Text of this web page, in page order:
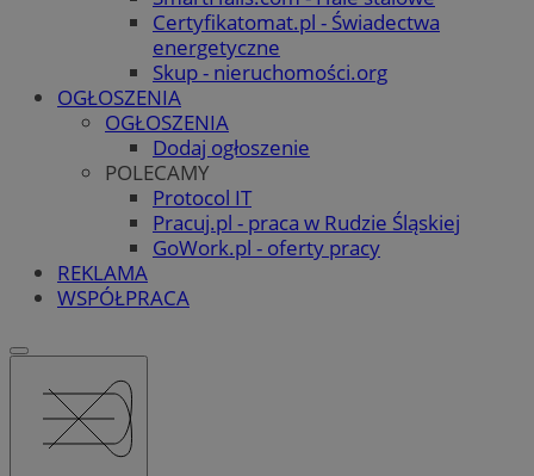
Certyfikatomat.pl - Świadectwa
energetyczne
Skup - nieruchomości.org
OGŁOSZENIA
OGŁOSZENIA
Dodaj ogłoszenie
POLECAMY
Protocol IT
Pracuj.pl - praca w Rudzie Śląskiej
GoWork.pl - oferty pracy
REKLAMA
WSPÓŁPRACA